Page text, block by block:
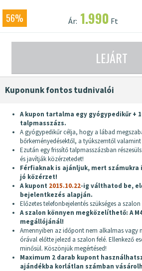
56% Ár: 1.990 Ft
LEJÁRT
Kuponunk fontos tudnivalói
A kupon tartalma egy gyógypedikűr +
talpmasszázs.
A gyógypedikűr célja, hogy a lábad
bőrkeményedésektől, a tyúkszemtől
Ezután egy frissítő talpmasszázsban
és javítják közérzetedet!
Férfiaknak is ajánljuk, mert
jó közérzet!
A kupont 2015.10.22-ig válthatod be,
bejelentkezés alapján.
Előzetes telefonbejelentés szükséges a
A szalon könnyen megközelíthető: A
megállójánál!
Amennyiben az időpont nem alkalmas vagy
órával előtte jelezd a szalon felé. Ellenkező
minősül. Köszönjük megértésed!
Maximum 2 darab kupont
ajándékba korlátlan számban